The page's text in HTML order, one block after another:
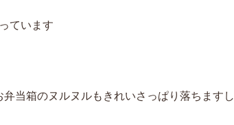
ています
当箱のヌルヌルもきれいさっぱり落ちますし